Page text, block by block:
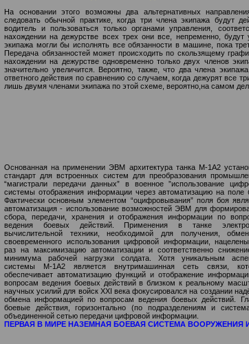
На основании этого возможны два альтернативных
следовать обычной практике, когда три члена экипажа будут
водитель и пользоваться только органами управления,
нахождении на дежурстве всех трех они все, непременно, будут
экипажа могли бы исполнять все обязанности в машине, пока
Передача обязанностей может происходить по скользящему
нахождении на дежурстве одновременно только двух членов
значительно увеличится. Вероятно, также, что два члена
ответного действия по сравнению со случаем, когда дежурят все
лишь двумя членами экипажа по этой схеме, вероятно,на самом
Основанная на применении ЭВМ архитектура танка М-1А2
стандарт для встроенных систем для преобразования
“магистрали передачи данных” в военное ”использование
системы отображения информации через автоматизацию на поле
Фактически основным элементом “оцифровывания” поля боя
автоматизация - использование возможностей ЭВМ для
сбора, передачи, хранения и отображения информации по
ведения боевых действий. Применения в танке
вычислительной техники, необходимой для получения,
своевременного использования цифровой информации,
раз на максимизацию автоматизации и соответственно
минимума рабочей нагрузки солдата. Хотя уникальным
системы М-1А2 является внутримашинная сеть связи,
обеспечивает автоматизацию функций и отображение
вопросам ведения боевых действий в близком к реальному
научных усилий для войск XXI века фокусировался на создании
обмена информацией по вопросам ведения боевых действий.
боевые действия, горизонтально (по подразделениям и
объединенной сетью передачи цифровой информации.
ПЕРВАЯ В МИРЕ НАЗЕМНАЯ БОЕВАЯ СИСТЕМА ВООРУЖЕНИЯ